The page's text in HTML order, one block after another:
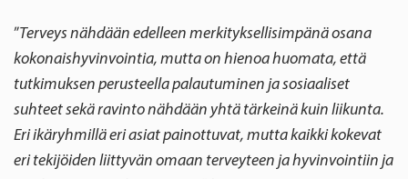
”Terveys nähdään edelleen merkityksellisimpänä osana
kokonaishyvinvointia, mutta on hienoa huomata, että
tutkimuksen perusteella palautuminen ja sosiaaliset
suhteet sekä ravinto nähdään yhtä tärkeinä kuin liikunta.
Eri ikäryhmillä eri asiat painottuvat, mutta kaikki kokevat
eri tekijöiden liittyvän omaan terveyteen ja hyvinvointiin ja